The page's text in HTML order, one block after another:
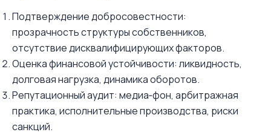
Подтверждение добросовестности:
прозрачность структуры собственников,
отсутствие дисквалифицирующих факторов.
Оценка финансовой устойчивости: ликвидность,
долговая нагрузка, динамика оборотов.
Репутационный аудит: медиа‑фон, арбитражная
практика, исполнительные производства, риски
санкций.